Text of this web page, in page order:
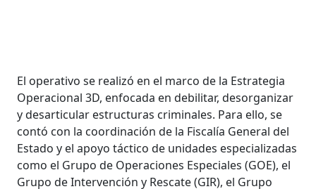
El operativo se realizó en el marco de la Estrategia
Operacional 3D, enfocada en debilitar, desorganizar
y desarticular estructuras criminales. Para ello, se
contó con la coordinación de la Fiscalía General del
Estado y el apoyo táctico de unidades especializadas
como el Grupo de Operaciones Especiales (GOE), el
Grupo de Intervención y Rescate (GIR), el Grupo